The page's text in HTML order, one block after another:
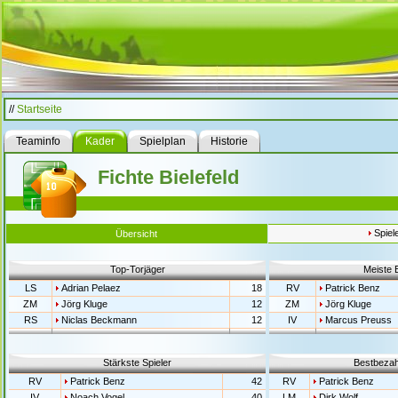
//Startseite
Teaminfo Kader Spielplan Historie
Fichte Bielefeld
Übersicht
Top-Torjäger
LS
Adrian Pelaez
18
ZM
Jörg Kluge
12
RS
Niclas Beckmann 12
Meiste
RV
Patrick Benz
ZM
Jörg Kluge
IV
Marcus Preuss
Stärkste Spieler
RV
Patrick Benz
42
RV
Patrick Benz